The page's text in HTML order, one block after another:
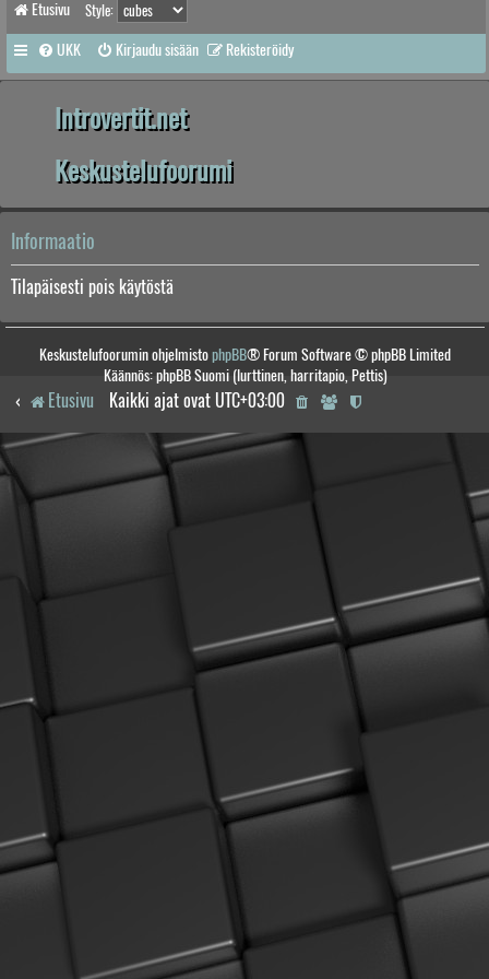
Etusivu Style:
UKK Kirjaudu sisään Rekisteröidy
Introvertit.net
Keskustelufoorumi
Informaatio
Tilapäisesti pois käytöstä
Keskustelufoorumin ohjelmistophpBB® Forum Software © phpBB Limited
Käännös: phpBB Suomi (lurttinen, harritapio, Pettis)
Etusivu Kaikki ajat ovat UTC+03:00